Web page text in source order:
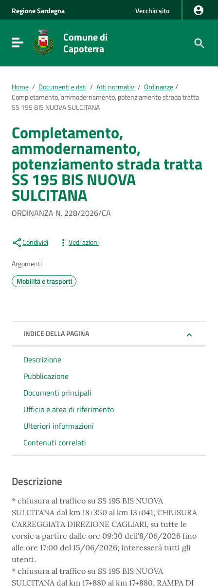
Vai alla navigazione del sito
Vai al Footer
RegioneSardegna Vecchio sito
Visualizza/nascondi menu di navigazione
Comune di
Capoterra
Home / Documenti e dati / Atti normativi / Ordinanze/
Completamento, ammodernamento, potenziamento strada tratta
SS 195 BIS NUOVA SULCITANA
Completamento,
ammodernamento,
potenziamento strada tratta
SS 195 BIS NUOVA
SULCITANA
ORDINANZA N. 228/2026/CA
Condividi Vedi azioni
Argomenti
Mobilità e trasporti
INDICE DELLA PAGINA
Descrizione
Pubblicazione
Documenti principali
Ufficio e area di riferimento
Ulteriori informazioni
Contenuti correlati
Descrizione
* chiusura al traffico su SS 195 BIS NUOVA
SULCITANA dal km 18+350 al km 13+041, CHIUSURA
CARREGGIATA DIREZIONE CAGLIARI, su tutte le
corsie a partire dalle ore 09:30 dell'8/06/2026 fino
alle ore 17:00 del 15/06/2026; interesserà tutti gli
utenti.
* chiusura al traffico su SS 195 BIS NUOVA
SULCITANA dal km 17+880 al km 17+880, RAMPA DI